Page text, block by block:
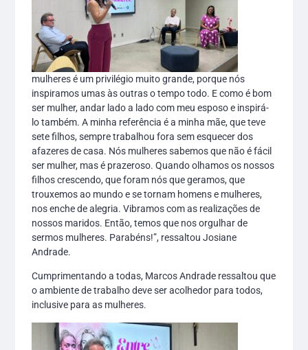
mulheres é um privilégio muito grande, porque nós
inspiramos umas às outras o tempo todo. E como é bom
ser mulher, andar lado a lado com meu esposo e inspirá-
lo também. A minha referência é a minha mãe, que teve
sete filhos, sempre trabalhou fora sem esquecer dos
afazeres de casa. Nós mulheres sabemos que não é fácil
ser mulher, mas é prazeroso. Quando olhamos os nossos
filhos crescendo, que foram nós que geramos, que
trouxemos ao mundo e se tornam homens e mulheres,
nos enche de alegria. Vibramos com as realizações de
nossos maridos. Então, temos que nos orgulhar de
sermos mulheres. Parabéns!”, ressaltou Josiane
Andrade.
Cumprimentando a todas, Marcos Andrade ressaltou que
o ambiente de trabalho deve ser acolhedor para todos,
inclusive para as mulheres.